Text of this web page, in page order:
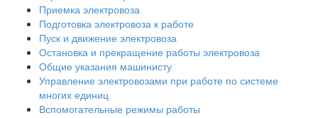
Приемка электровоза
Подготовка электровоза к работе
Пуск и движение электровоза
Остановка и прекращение работы электровоза
Общие указания машинисту
Управление электровозами при работе по системе
многих единиц
Вспомогательные режимы работы